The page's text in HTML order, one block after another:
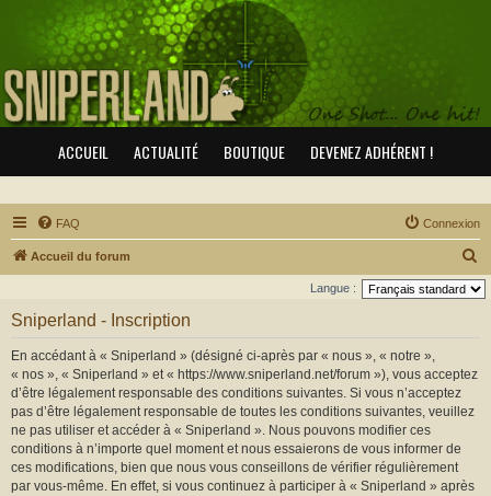
ACCUEIL ACTUALITÉ BOUTIQUE DEVENEZ ADHÉRENT !
FAQ Connexion
Accueil du forum
e
Langue :
Sniperland - Inscription
En accédant à « Sniperland » (désigné ci-après par « nous », « notre »,
« nos », « Sniperland » et « https://www.sniperland.net/forum »), vous acceptez
d’être légalement responsable des conditions suivantes. Si vous n’acceptez
pas d’être légalement responsable de toutes les conditions suivantes, veuillez
ne pas utiliser et accéder à « Sniperland ». Nous pouvons modifier ces
conditions à n’importe quel moment et nous essaierons de vous informer de
ces modifications, bien que nous vous conseillons de vérifier régulièrement
par vous-même. En effet, si vous continuez à participer à « Sniperland » après